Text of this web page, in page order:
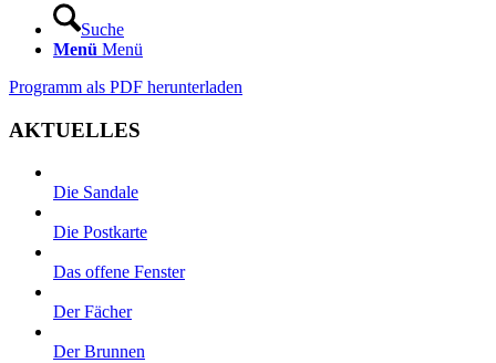
Suche
Menü Menü
Programm als PDF herunterladen
AKTUELLES
Die Sandale
Die Postkarte
Das offene Fenster
Der Fächer
Der Brunnen